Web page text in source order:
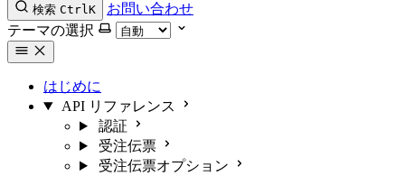
検索 CtrlK
お問い合わせ
テーマの選択
はじめに
API リファレンス
認証
受注伝票
受注伝票オプション